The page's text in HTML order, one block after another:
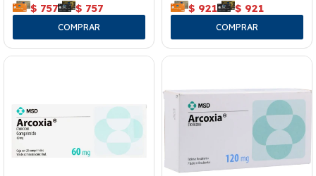
$ 757 $ 757 $ 921 $ 921